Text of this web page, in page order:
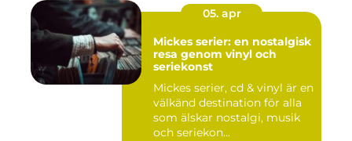
05. apr
Mickes serier: en nostalgisk
resa genom vinyl och
seriekonst
Mickes serier, cd & vinyl är en
välkänd destination för alla
som älskar nostalgi, musik
och seriekon...